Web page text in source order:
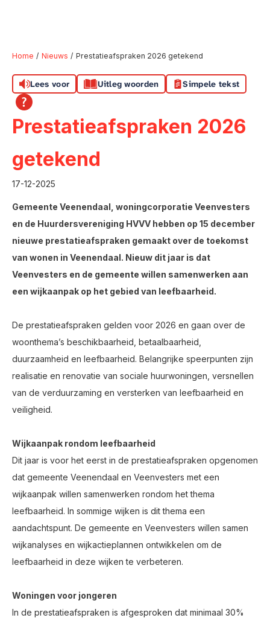
Naar hoofdinhoud
Naar hoofdnavigatiemenu
Naar zoeken
Home Nieuws Prestatieafspraken 2026 getekend
Lees voor Uitleg woorden Simpele tekst
Prestatieafspraken 2026
getekend
17-12-2025
Gemeente Veenendaal, woningcorporatie Veenvesters
en de Huurdersvereniging HVVV hebben op 15 december
nieuwe prestatieafspraken gemaakt over de toekomst
van wonen in Veenendaal. Nieuw dit jaar is dat
Veenvesters en de gemeente willen samenwerken aan
een wijkaanpak op het gebied van leefbaarheid.
De prestatieafspraken gelden voor 2026 en gaan over de
woonthema’s beschikbaarheid, betaalbaarheid,
duurzaamheid en leefbaarheid. Belangrijke speerpunten zijn
realisatie en renovatie van sociale huurwoningen, versnellen
van de verduurzaming en versterken van leefbaarheid en
veiligheid.
Wijkaanpak rondom leefbaarheid
Dit jaar is voor het eerst in de prestatieafspraken opgenomen
dat gemeente Veenendaal en Veenvesters met een
wijkaanpak willen samenwerken rondom het thema
leefbaarheid. In sommige wijken is dit thema een
aandachtspunt. De gemeente en Veenvesters willen samen
wijkanalyses en wijkactieplannen ontwikkelen om de
leefbaarheid in deze wijken te verbeteren.
Woningen voor jongeren
In de prestatieafspraken is afgesproken dat minimaal 30%